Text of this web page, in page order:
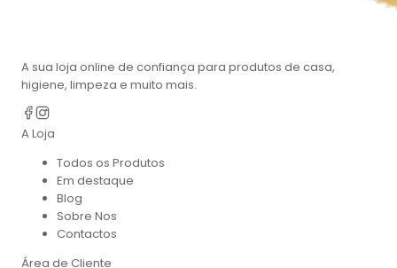
A sua loja online de confiança para produtos de casa,
higiene, limpeza e muito mais.
A Loja
Todos os Produtos
Em destaque
Blog
Sobre Nos
Contactos
Área de Cliente